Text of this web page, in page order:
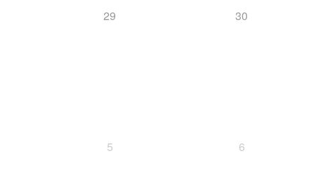
29 30
5 6